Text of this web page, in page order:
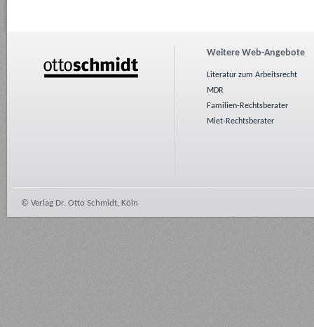
Weitere Web-Angebote
Literatur zum Arbeitsrecht
MDR
Familien-Rechtsberater
Miet-Rechtsberater
© Verlag Dr. Otto Schmidt, Köln